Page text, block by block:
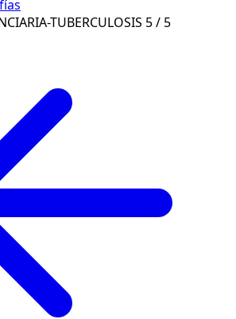
TUBERCULOSIS 5 / 5